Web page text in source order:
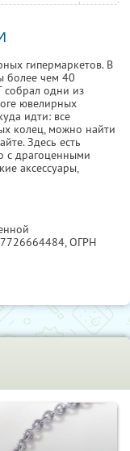
гипермаркетов. В
более чем 40
собрал одни из
ювелирных
идти: все
колец, можно найти
Здесь есть
с драгоценными
аксессуары,
, ОГРН